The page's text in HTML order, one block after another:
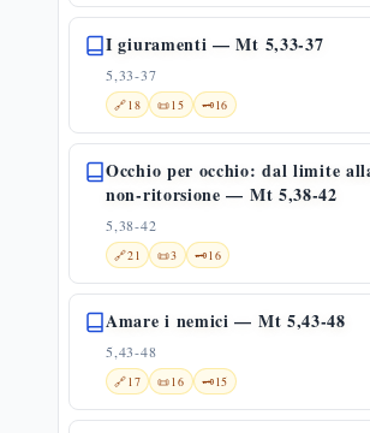
I giuramenti — Mt 5,33-37
5,33-37
🔗18 📜15 🗝️16
Occhio per occhio: dal limite
non-ritorsione — Mt 5,38-42
5,38-42
🔗21 📜3 🗝️16
Amare i nemici — Mt 5,43-48
5,43-48
🔗17 📜16 🗝️15